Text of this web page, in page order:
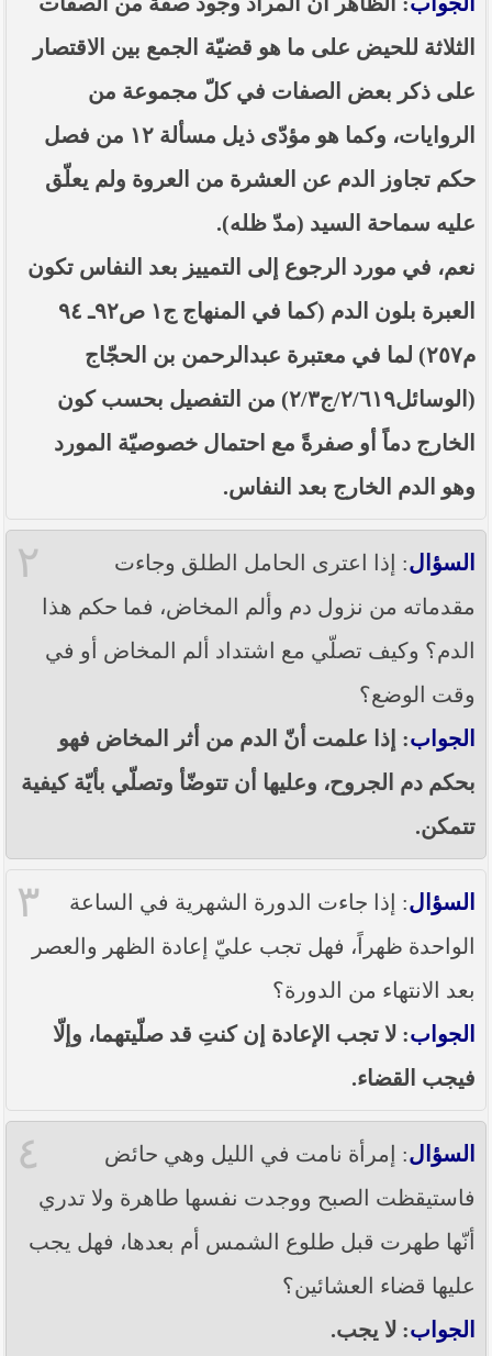
----- تصريح حول الأوضاع الراهنة في العراق
في كربلاء المقدسة فضيلة العلاّمة الشيخ عبد المهدي
) بعد سيطرة (داعش) على مناطق واسعة في محافظتي
نينوى وصلاح الدين وإعلانها أنها تستهدف بقية
المحافظات
بيان صادر من مكتب سماحة السيد السيستاني -دام ظلّه
- في النجف الأشرف حول التطورات الأمنية الأخيرة في
محافظة نينوى
الثلاثة للحيض على ما هو قضيّة الجمع بين الاقتصار
على ذكر بعض الصفات في كلّ مجموعة من
الروايات، وكما هو مؤدّى ذيل مسألة ١٢ من فصل
حكم تجاوز الدم عن العشرة من العروة ولم يعلّق
عليه سماحة السيد (مدّ ظله).
نعم، في مورد الرجوع إلى التمييز بعد النفاس تكون
العبرة بلون الدم (كما في المنهاج ج١ ص٩٢ـ ٩٤
م٢٥٧) لما في معتبرة عبدالرحمن بن الحجّاج
(الوسائل٢/٦١٩/ج٢/٣) من التفصيل بحسب كون
الخارج دماً أو صفرةً مع احتمال خصوصيّة المورد
وهو الدم الخارج بعد النفاس.
٢ السؤال: إذا اعترى الحامل الطلق وجاءت
مقدماته من نزول دم وألم المخاض، فما حكم هذا
الدم؟ وكيف تصلّي مع اشتداد ألم المخاض أو في
وقت الوضع؟
الجواب: إذا علمت أنّ الدم من أثر المخاض فهو
بحكم دم الجروح، وعليها أن تتوضّأ وتصلّي بأيّة كيفية
تتمكن.
٣ السؤال: إذا جاءت الدورة الشهرية في الساعة
الواحدة ظهراً، فهل تجب عليّ إعادة الظهر والعصر
بعد الانتهاء من الدورة؟
الجواب: لا تجب الإعادة إن كنتِ قد صلّيتهما، وإلّا
فيجب القضاء.
٤ السؤال: إمرأة نامت في الليل وهي حائض
فاستيقظت الصبح ووجدت نفسها طاهرة ولا تدري
أنّها طهرت قبل طلوع الشمس أم بعدها، فهل يجب
عليها قضاء العشائين؟
الجواب: لا يجب.